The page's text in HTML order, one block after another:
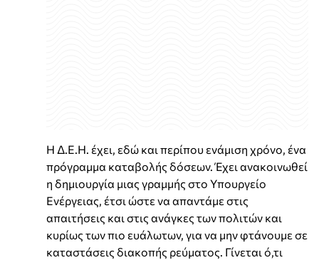
Η Δ.Ε.Η. έχει, εδώ και περίπου ενάμιση χρόνο, ένα
πρόγραμμα καταβολής δόσεων. Έχει ανακοινωθεί
η δημιουργία μιας γραμμής στο Υπουργείο
Ενέργειας, έτσι ώστε να απαντάμε στις
απαιτήσεις και στις ανάγκες των πολιτών και
κυρίως των πιο ευάλωτων, για να μην φτάνουμε σε
καταστάσεις διακοπής ρεύματος. Γίνεται ό,τι